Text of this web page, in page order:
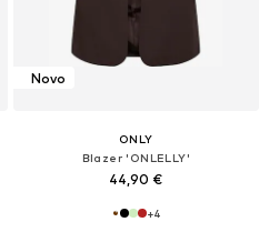
Novo
ONLY
Blazer 'ONLELLY'
44,90 €
+4